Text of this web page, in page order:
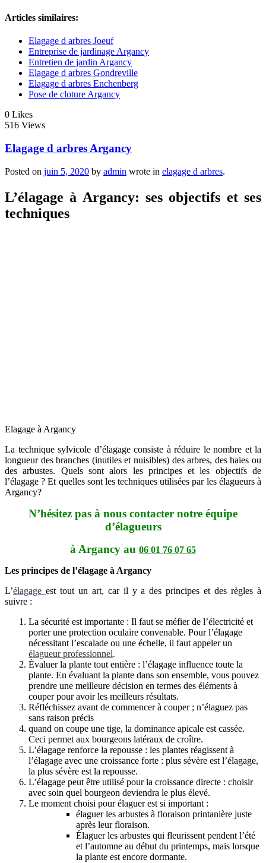
Articles similaires:
Elagage d arbres Joeuf
Entreprise de jardinage Argancy
Entretien de jardin Argancy
Elagage d arbres Gondreville
Elagage d arbres Enchenberg
Pose de cloture Argancy
0 Likes
516 Views
Elagage d arbres Argancy
Posted on juin 5, 2020 by admin wrote in elagage d arbres.
L’élagage à Argancy: ses objectifs et ses
techniques
Elagage à Argancy
La technique sylvicole d’élagage consiste à réduire le nombre et la
longueur des branches (inutiles et nuisibles) des arbres, des haies ou
des arbustes. Quels sont alors les principes et les objectifs de
l’élagage ? Et quelles sont les techniques utilisées par les élagueurs à
Argancy?
N’hésitez pas à nous contacter notre équipe
d’élagueurs
à Argancy au 06 01 76 07 65
Les principes de l’élagage à Argancy
L’élagage est tout un art, car il y a des principes et des règles à
suivre :
La sécurité est importante : Il faut se méfier de l’électricité et
porter une protection oculaire convenable. Pour l’élagage
nécessitant l’escalade ou une échelle, il faut appeler un
élagueur professionnel.
Évaluer la plante tout entière : l’élagage influence toute la
plante. En évaluant la plante dans son ensemble, vous pouvez
prendre une meilleure décision en termes des éléments à
couper pour avoir les meilleurs résultats.
Réfléchissez avant de commencer à couper ; n’élaguez pas
sans raison précis
quand on coupe une tige, la dominance apicale est cassée.
Ceci permet aux bourgeons latéraux de croître.
L’élagage renforce la repousse : les plantes réagissent à
l’élagage avec une croissance forte : plus sévère est l’élagage,
la plus sévère est la repousse.
L’élagage peut être utilisé pour la croissance directe : choisir
avec soin quel bourgeon deviendra le plus élevé.
Le moment choisi pour élaguer est si important :
élaguer les arbustes à floraison printanière juste
après leur floraison.
Élaguer les arbustes qui fleurissent pendent l’été
et l’automne au début du printemps, mais lorsque
la plante est encore dormante.